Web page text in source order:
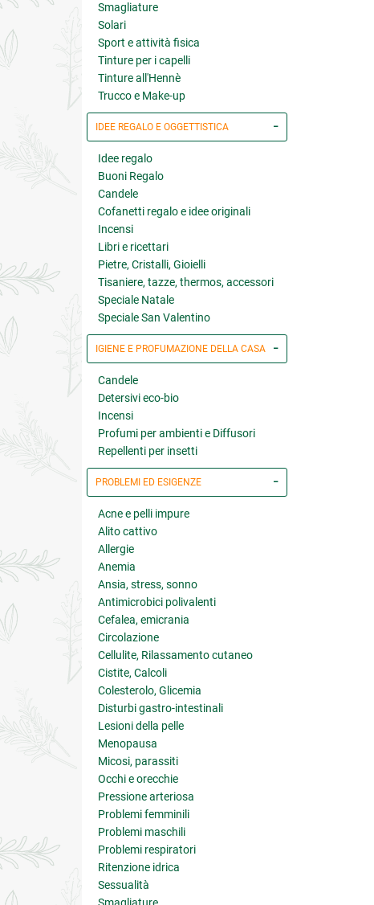
Smagliature
Solari
Sport e attività fisica
Tinture per i capelli
Tinture all'Hennè
Trucco e Make-up
IDEE REGALO E OGGETTISTICA
Idee regalo
Buoni Regalo
Candele
Cofanetti regalo e idee originali
Incensi
Libri e ricettari
Pietre, Cristalli, Gioielli
Tisaniere, tazze, thermos, accessori
Speciale Natale
Speciale San Valentino
IGIENE E PROFUMAZIONE DELLA CASA
Candele
Detersivi eco-bio
Incensi
Profumi per ambienti e Diffusori
Repellenti per insetti
PROBLEMI ED ESIGENZE
Acne e pelli impure
Alito cattivo
Allergie
Anemia
Ansia, stress, sonno
Antimicrobici polivalenti
Cefalea, emicrania
Circolazione
Cellulite, Rilassamento cutaneo
Cistite, Calcoli
Colesterolo, Glicemia
Disturbi gastro-intestinali
Lesioni della pelle
Menopausa
Micosi, parassiti
Occhi e orecchie
Pressione arteriosa
Problemi femminili
Problemi maschili
Problemi respiratori
Ritenzione idrica
Sessualità